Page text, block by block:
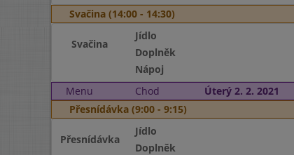
Svačina (14:00 - 14:30)
Svačina
Jídlo
Doplněk
Nápoj
Menu
Chod Úterý 2. 2. 2021
Přesnídávka (9:00 - 9:15)
Přesnídávka
Jídlo
Doplněk